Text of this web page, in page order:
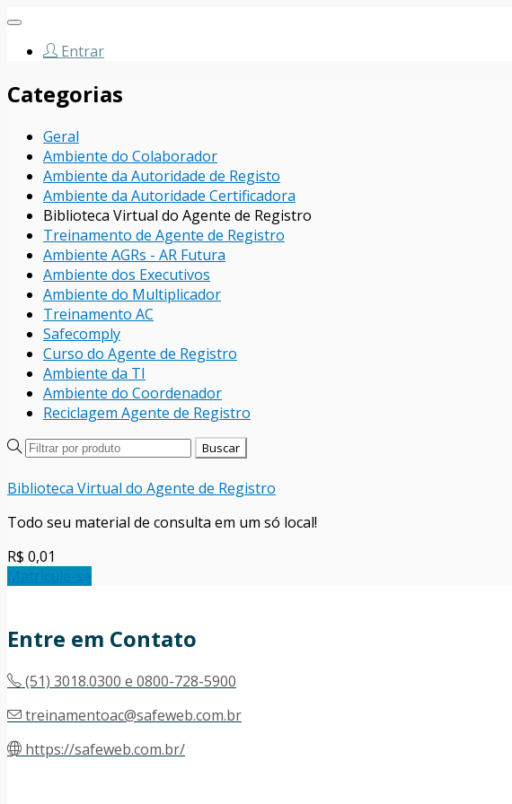
Abrir
navegaçãoEntrar
Categorias
Geral
Ambiente do Colaborador
Ambiente da Autoridade de Registo
Ambiente da Autoridade Certificadora
Biblioteca Virtual do Agente de Registro
Treinamento de Agente de Registro
Ambiente AGRs - AR Futura
Ambiente dos Executivos
Ambiente do Multiplicador
Treinamento AC
Safecomply
Curso do Agente de Registro
Ambiente da TI
Ambiente do Coordenador
Reciclagem Agente de Registro
Biblioteca Virtual do Agente de Registro
Todo seu material de consulta em um só local!
R$ 0,01
Entre em Contato
(51) 3018.0300 e 0800-728-5900
treinamentoac@safeweb.com.br
https://safeweb.com.br/